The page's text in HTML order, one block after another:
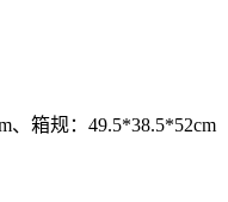
、箱规：49.5*38.5*52cm